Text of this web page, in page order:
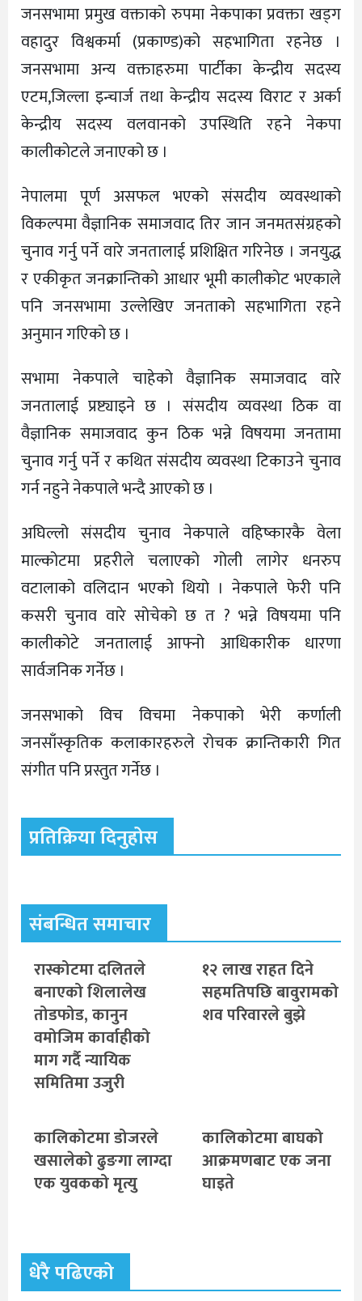
जनसभामा प्रमुख वक्ताको रुपमा नेकपाका प्रवक्ता खड्ग
वहादुर विश्वकर्मा (प्रकाण्ड)को सहभागिता रहनेछ ।
जनसभामा अन्य वक्ताहरुमा पार्टीका केन्द्रीय सदस्य
एटम,जिल्ला इन्चार्ज तथा केन्द्रीय सदस्य विराट र अर्का
केन्द्रीय सदस्य वलवानको उपस्थिति रहने नेकपा
कालीकोटले जनाएको छ ।
नेपालमा पूर्ण असफल भएको संसदीय व्यवस्थाको
विकल्पमा वैज्ञानिक समाजवाद तिर जान जनमतसंग्रहको
चुनाव गर्नु पर्ने वारे जनतालाई प्रशिक्षित गरिनेछ । जनयुद्ध
र एकीकृत जनक्रान्तिको आधार भूमी कालीकोट भएकाले
पनि जनसभामा उल्लेखिए जनताको सहभागिता रहने
अनुमान गएिको छ ।
सभामा नेकपाले चाहेको वैज्ञानिक समाजवाद वारे
जनतालाई प्रष्ट्याइने छ । संसदीय व्यवस्था ठिक वा
वैज्ञानिक समाजवाद कुन ठिक भन्ने विषयमा जनतामा
चुनाव गर्नु पर्ने र कथित संसदीय व्यवस्था टिकाउने चुनाव
गर्न नहुने नेकपाले भन्दै आएको छ ।
अघिल्लो संसदीय चुनाव नेकपाले वहिष्कारकै वेला
माल्कोटमा प्रहरीले चलाएको गोली लागेर धनरुप
वटालाको वलिदान भएको थियो । नेकपाले फेरी पनि
कसरी चुनाव वारे सोचेको छ त ? भन्ने विषयमा पनि
कालीकोटे जनतालाई आफ्नो आधिकारीक धारणा
सार्वजनिक गर्नेछ ।
जनसभाको विच विचमा नेकपाको भेरी कर्णाली
जनसाँस्कृतिक कलाकारहरुले रोचक क्रान्तिकारी गित
संगीत पनि प्रस्तुत गर्नेछ ।
प्रतिक्रिया दिनुहोस
संबन्धित समाचार
रास्कोटमा दलितले
बनाएको शिलालेख
तोडफोड, कानुन
वमोजिम कार्वाहीको
माग गर्दै न्यायिक
समितिमा उजुरी
१२ लाख राहत दिने
सहमतिपछि बावुरामको
शव परिवारले बुझे
कालिकोटमा डोजरले
खसालेको ढुङगा लाग्दा
एक युवकको मृत्यु
कालिकोटमा बाघको
आक्रमणबाट एक जना
घाइते
धेरै पढिएको